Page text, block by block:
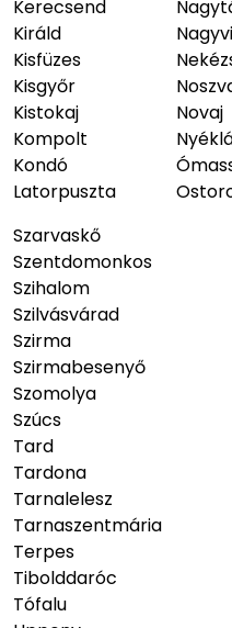
Kerecsend
Királd
Kisfüzes
Kisgyőr
Kistokaj
Kompolt
Kondó
Latorpuszta
Novaj
Szarvaskő
Szentdomonkos
Szihalom
Szilvásvárad
Szirma
Szirmabesenyő
Szomolya
Szúcs
Tard
Tardona
Tarnalelesz
Tarnaszentmária
Terpes
Tibolddaróc
Tófalu